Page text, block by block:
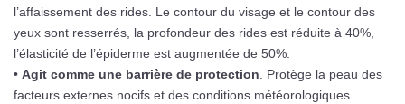
l’affaissement des rides. Le contour du visage et le contour des
yeux sont resserrés, la profondeur des rides est réduite à 40%,
l’élasticité de l’épiderme est augmentée de 50%.
• Agit comme une barrière de protection . Protège la peau des
facteurs externes nocifs et des conditions météorologiques